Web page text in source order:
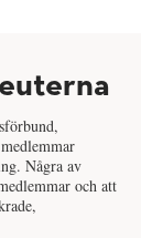
Några av
och att